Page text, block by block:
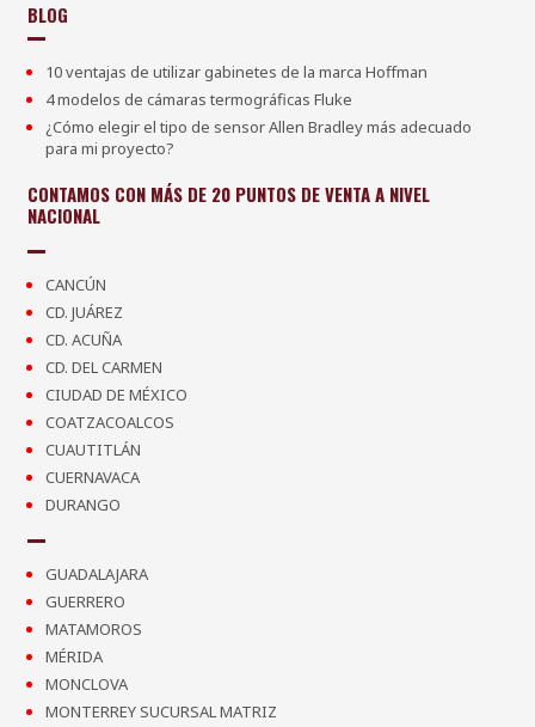
BLOG
10 ventajas de utilizar gabinetes de la marca Hoffman
4 modelos de cámaras termográficas Fluke
¿Cómo elegir el tipo de sensor Allen Bradley más adecuado
para mi proyecto?
CONTAMOS CON MÁS DE 20 PUNTOS DE VENTA A NIVEL
NACIONAL
CANCÚN
CD. JUÁREZ
CD. ACUÑA
CD. DEL CARMEN
CIUDAD DE MÉXICO
COATZACOALCOS
CUAUTITLÁN
CUERNAVACA
DURANGO
GUADALAJARA
GUERRERO
MATAMOROS
MÉRIDA
MONCLOVA
MONTERREY SUCURSAL MATRIZ